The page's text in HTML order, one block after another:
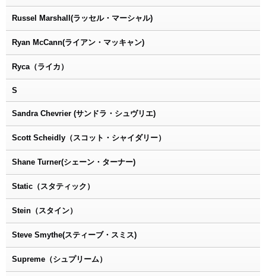
Russel Marshall(ラッセル・マーシャル)
Ryan McCann(ライアン・マッキャン)
Ryca（ライカ）
S
Sandra Chevrier (サンドラ・シュヴリエ)
Scott Scheidly（スコット・シャイダリー）
Shane Turner(シェーン・ターナー)
Static（スタティック）
Stein（スタイン）
Steve Smythe(スティーブ・スミス)
Supreme（シュプリーム）